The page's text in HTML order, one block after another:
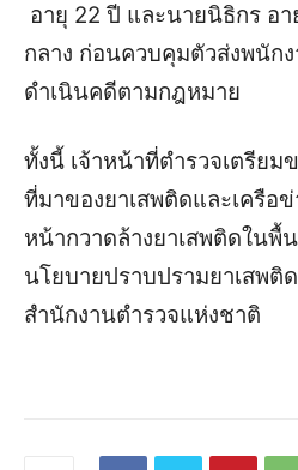
อายุ 22 ปี และนายนิธิกร อ
กลาง ก่อนควบคุมตัวส่งพนัก
ดำเนินคดีตามกฎหมาย
ทั้งนี้ เจ้าหน้าที่ตำรวจเตรียม
ที่มาของยาเสพติดและเครือ
หน้ากวาดล้างยาเสพติดในพื้
นโยบายปราบปรามยาเสพติ
สำนักงานตำรวจแห่งชาติ